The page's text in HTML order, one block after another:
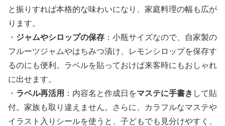
と振りすれば本格的な味わいになり、家庭料理の幅も広が
ります。
・ ジャムやシロップの保存 ：小瓶サイズなので、自家製の
フルーツジャムやはちみつ漬け、レモンシロップを保存す
るのにも便利。ラベルを貼っておけば来客時にもおしゃれ
に出せます。
・ ラベル再活用 ：内容名と作成日をマステに手書き して貼
付。家族も取り違えません。さらに、カラフルなマステや
イラスト入りシールを使うと、子どもでも見分けやすく、